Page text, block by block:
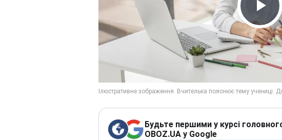
Будьте першими у курсі
OBOZ.UA у Google